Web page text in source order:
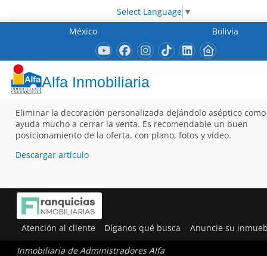
Select Language ▼
México
Bolivia
Alfa Inmobiliaria
Eliminar la decoración personalizada dejándolo aséptico
ayuda mucho a cerrar la venta. Es recomendable un buen
posicionamiento de la oferta, con plano, fotos y vídeo.
Descargar artículo
Atención al cliente Díganos qué busca Anuncie su
Inmobiliaria de Administradores Alfa